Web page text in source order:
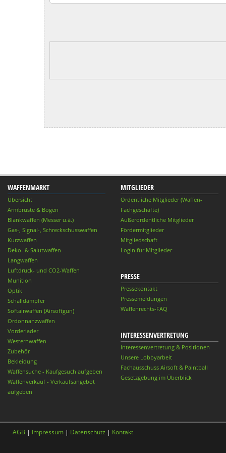
WAFFENMARKT
Übersicht
Armbrüste & Bögen
Blankwaffen (Messer u.ä.)
Gas-, Signal-, Schreckschusswaffen
Kurzwaffen
Deko- & Salutwaffen
Langwaffen
Luftdruck- und CO2-Waffen
Munition
Optik
Schalldämpfer
Softairwaffen (Airsoftgun)
Ordonnanzwaffen
Vorderlader
Westernwaffen
Zubehör
Bekleidung
Waffensuche - Kaufgesuch aufgeben
Waffenverkauf - Verkaufsangebot
aufgeben
MITGLIEDER
Ordentliche Mitglieder (Waffen-
Fachgeschäfte)
Außerordentliche Mitglieder
Fördermitglieder
Mitgliedschaft
Login für Mitglieder
PRESSE
Pressekontakt
Pressemeldungen
Waffenrechts-FAQ
INTERESSENVERTRETUNG
Interessenvertretung & Positionen
Unsere Lobbyarbeit
Fachausschuss Airsoft & Paintball
Gesetzgebung im Überblick
AGB | Impressum | Datenschutz | Kontakt